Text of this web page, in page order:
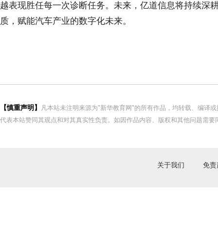
越表现胜任每一次诊断任务。未来，亿道信息将持续深
质，赋能汽车产业的数字化未来。
【慎重声明】
凡本站未注明来源为"新华教育网"的所有作品，均转载、编译
代表本站赞同其观点和对其真实性负责。如因作品内容、版权和其他问题需
关于我们 免责